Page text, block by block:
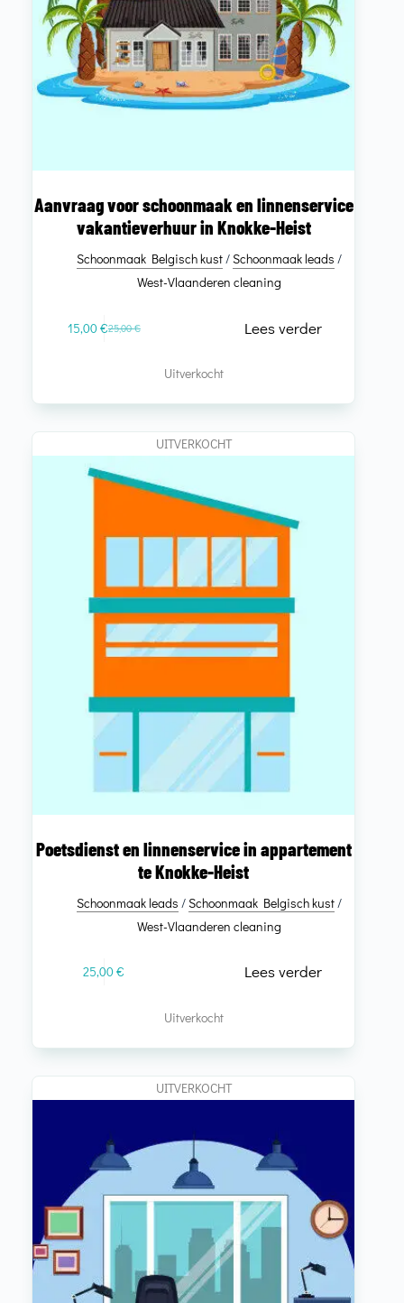
Aanvraag voor schoonmaak en linnenservice
vakantieverhuur in Knokke-Heist
Schoonmaak Belgisch kust/Schoonmaak leads /
West-Vlaanderen cleaning
25,00€
15,00€ Lees verder
Uitverkocht
UITVERKOCHT
Poetsdienst en linnenservice in appartement
te Knokke-Heist
Schoonmaak leads /Schoonmaak Belgisch kust /
West-Vlaanderen cleaning
25,00€ Lees verder
Uitverkocht
UITVERKOCHT